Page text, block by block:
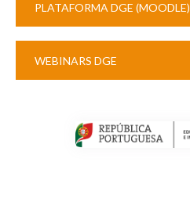
PLATAFORMA DGE (MOODLE)
WEBINARS DGE